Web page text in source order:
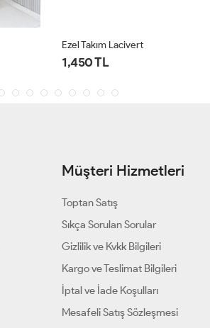
Ezel Takım Lacivert
1,450 TL
Müşteri Hizmetleri
Toptan Satış
Sıkça Sorulan Sorular
Gizlilik ve Kvkk Bilgileri
Kargo ve Teslimat Bilgileri
İptal ve İade Koşulları
Mesafeli Satış Sözleşmesi